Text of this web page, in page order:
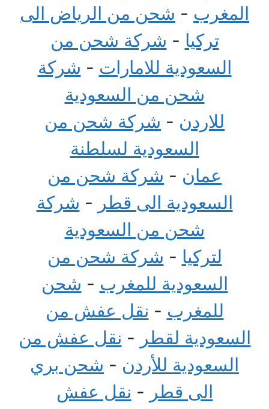
المغرب - شحن من الرياض الى
تركيا - شركة شحن من
السعودية للامارات - شركة
شحن من السعودية
للاردن - شركة شحن من
السعودية لسلطنة
عمان - شركة شحن من
السعودية الى قطر - شركة
شحن من السعودية
لتركيا - شركة شحن من
السعودية للمغرب - شحن
للمغرب - نقل عفش من
السعودية لقطر - نقل عفش من
السعودية للأردن - شحن بري
الى قطر - نقل عفش